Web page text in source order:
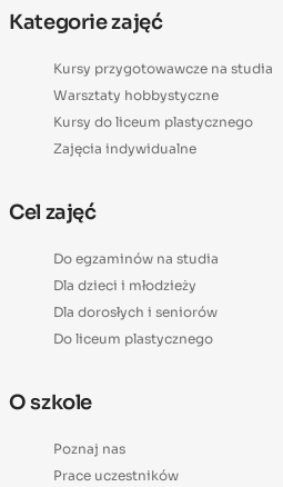
Kategorie zajęć
Kursy przygotowawcze na studia
Warsztaty hobbystyczne
Kursy do liceum plastycznego
Zajęcia indywidualne
Cel zajęć
Do egzaminów na studia
Dla dzieci i młodzieży
Dla dorosłych i seniorów
Do liceum plastycznego
O szkole
Poznaj nas
Prace uczestników